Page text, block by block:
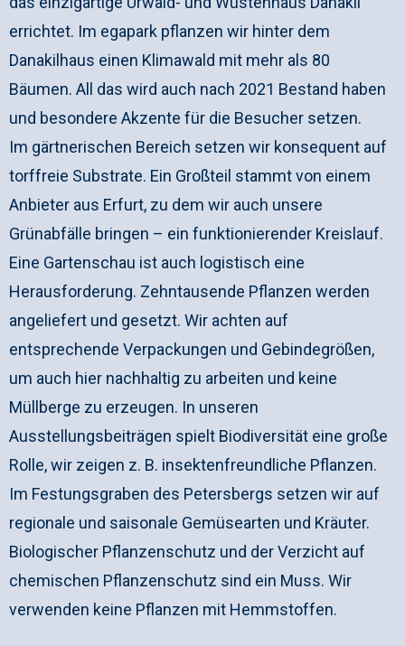
errichtet. Im egapark pflanzen wir hinter dem
Danakilhaus einen Klimawald mit mehr als 80
Bäumen. All das wird auch nach 2021 Bestand haben
und besondere Akzente für die Besucher setzen.
Im gärtnerischen Bereich setzen wir konsequent auf
torffreie Substrate. Ein Großteil stammt von einem
Anbieter aus Erfurt, zu dem wir auch unsere
Grünabfälle bringen – ein funktionierender Kreislauf.
Eine Gartenschau ist auch logistisch eine
Herausforderung. Zehntausende Pflanzen werden
angeliefert und gesetzt. Wir achten auf
entsprechende Verpackungen und Gebindegrößen,
um auch hier nachhaltig zu arbeiten und keine
Müllberge zu erzeugen. In unseren
Ausstellungsbeiträgen spielt Biodiversität eine große
Rolle, wir zeigen z. B. insektenfreundliche Pflanzen.
Im Festungsgraben des Petersbergs setzen wir auf
regionale und saisonale Gemüsearten und Kräuter.
Biologischer Pflanzenschutz und der Verzicht auf
chemischen Pflanzenschutz sind ein Muss. Wir
verwenden keine Pflanzen mit Hemmstoffen.